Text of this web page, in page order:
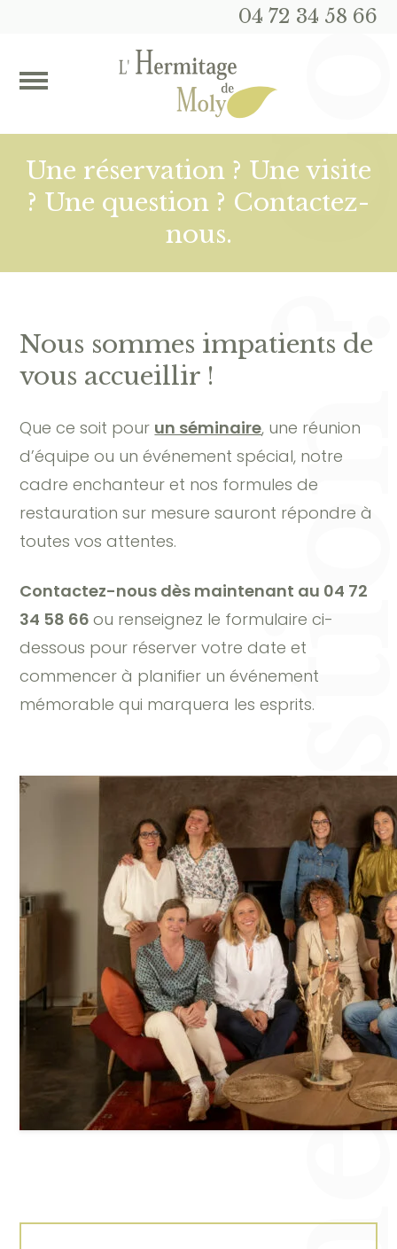
04 72 34 58 66
Une réservation ? Une visite
? Une question ? Contactez-
nous.
Nous sommes impatients de
vous accueillir !
Que ce soit pour un séminaire, une réunion
d’équipe ou un événement spécial, notre
cadre enchanteur et nos formules de
restauration sur mesure sauront répondre à
toutes vos attentes.
Contactez-nous dès maintenant au 04 72
34 58 66ou renseignez le formulaire ci-
dessous pour réserver votre date et
commencer à planifier un événement
mémorable qui marquera les esprits.